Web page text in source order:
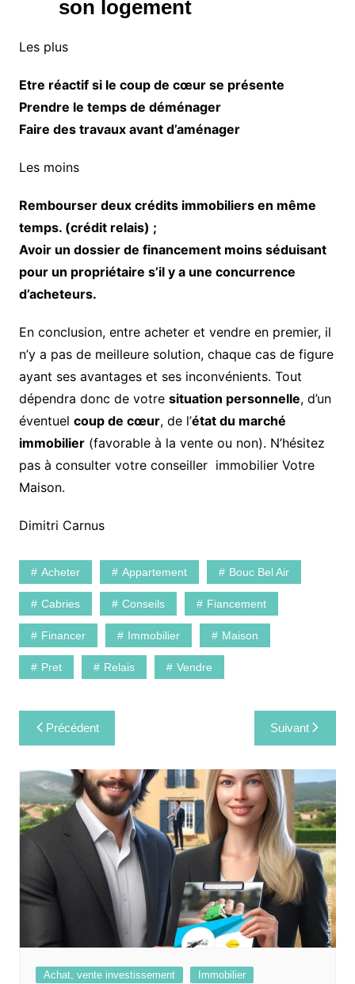
son logement
Les plus
Etre réactif si le coup de cœur se présente
Prendre le temps de déménager
Faire des travaux avant d’aménager
Les moins
Rembourser deux crédits immobiliers en même
temps. (crédit relais) ;
Avoir un dossier de financement moins séduisant
pour un propriétaire s’il y a une concurrence
d’acheteurs.
En conclusion, entre acheter et vendre en premier, il
n’y a pas de meilleure solution, chaque cas de figure
ayant ses avantages et ses inconvénients. Tout
dépendra donc de votre situation personnelle, d’un
éventuel coup de cœur, de l’état du marché
immobilier(favorable à la vente ou non). N’hésitez
pas à consulter votre conseiller immobilier Votre
Maison.
Dimitri Carnus
Acheter Appartement Bouc Bel Air
Cabries Conseils Fiancement
Financer Immobilier Maison
Pret Relais Vendre
Navigation
de
l’article
Précédent Suivant
Achat, vente investissement Immobilier